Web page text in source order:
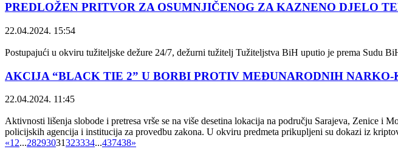
PREDLOŽEN PRITVOR ZA OSUMNJIČENOG ZA KAZNENO DJELO
22.04.2024. 15:54
Postupajući u okviru tužiteljske dežure 24/7, dežurni tužitelj Tužiteljstva BiH uputio je prema Sudu
AKCIJA “BLACK TIE 2” U BORBI PROTIV MEĐUNARODNIH
22.04.2024. 11:45
Aktivnosti lišenja slobode i pretresa vrše se na više desetina lokacija na području Sarajeva, Zenice i
policijskih agencija i institucija za provedbu zakona. U okviru predmeta prikupljeni su dokazi iz
«12...28293031323334...437438»